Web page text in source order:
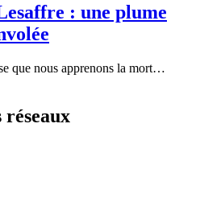
: une plume
que nous apprenons la mort…
réseaux